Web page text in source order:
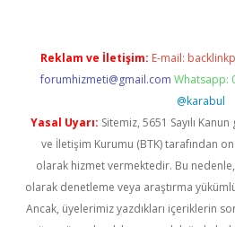
Reklam ve İletişim: E-mail:
forumhizmeti@gmail.com Whatsapp:
@karabul
Yasal Uyarı: Sitemiz, 5651 Sayılı
ve İletişim Kurumu (BTK) tarafından
olarak hizmet vermektedir. Bu
olarak denetleme veya araştırma
Ancak, üyelerimiz yazdıkları içeriklerin